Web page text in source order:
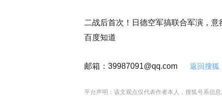
二战后首次！日德空军搞联合军演，
百度知道
邮箱： 39987091@qq.com 返回搜狐
平台声明：该文观点仅代表作者本人，搜狐号系信